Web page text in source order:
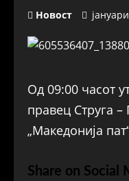
Новост
Од 09:00 часот
правец Струга
„Македонија
Share on Social